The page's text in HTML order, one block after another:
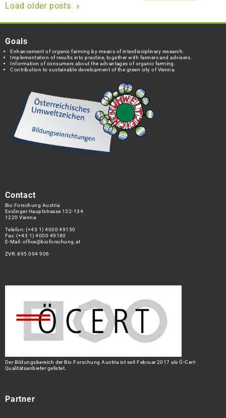
Load older posts
Goals
Enhancement of organic farming by means of interdisciplinary research.
Implementation of results into practice, together with farmers and advisers.
Information of consumers about the advantages of organic farming.
Contribution to sustainable development of the green city of Vienna.
Contact
Bio Forschung Austria
Esslinger Hauptstrasse 132-134
1220 Vienna
Telefon:(+43 1) 4000 49150
Fax: (+43 1) 4000 49180
E-Mail: office@bioforschung.at
ZVR: 895 094 906
Der Bildungsbereich der Bio Forschung Austria ist seit Februar 2017 als Ö-Cert-
Qualitätsanbieter gelistet.
Partner